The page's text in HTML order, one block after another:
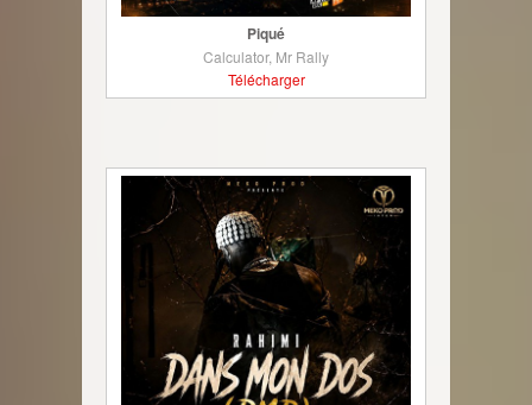
Piqué
Calculator, Mr Rally
Télécharger